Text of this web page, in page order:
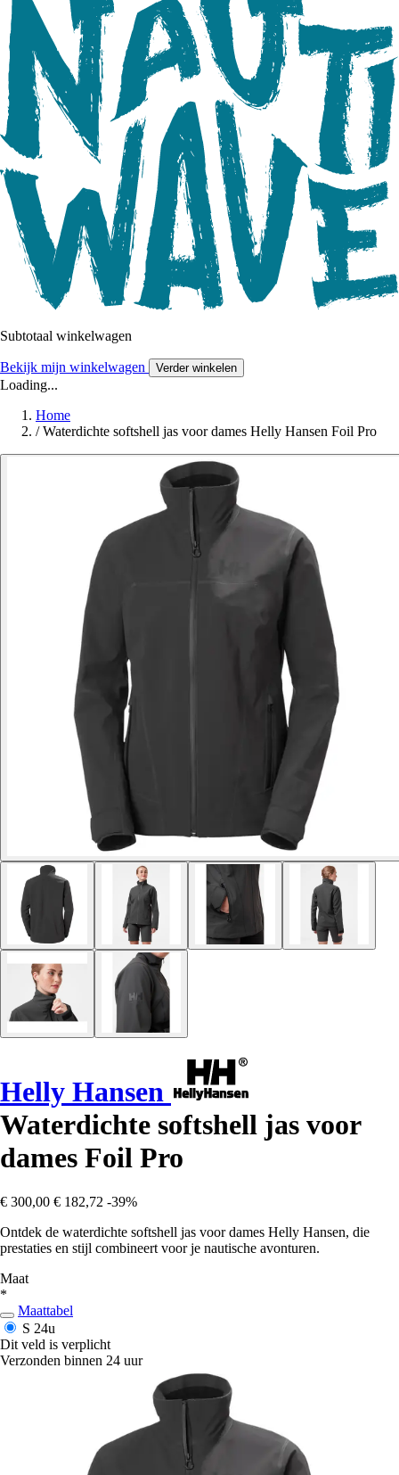
Subtotaal winkelwagen
Bekijk mijn winkelwagen Verder winkelen
Loading...
Home
/ Waterdichte softshell jas voor dames Helly Hansen Foil Pro
Helly Hansen
Waterdichte softshell jas voor
dames Foil Pro
€ 300,00 € 182,72 -39%
Ontdek de waterdichte softshell jas voor dames Helly Hansen, die
prestaties en stijl combineert voor je nautische avonturen.
Maat
*
Maattabel
S 24u
Dit veld is verplicht
Verzonden binnen 24 uur